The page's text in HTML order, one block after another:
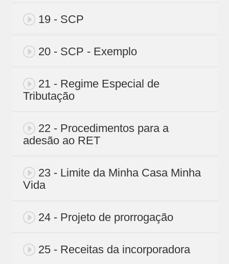
19 - SCP
20 - SCP - Exemplo
21 - Regime Especial de
Tributação
22 - Procedimentos para a
adesão ao RET
23 - Limite da Minha Casa Minha
Vida
24 - Projeto de prorrogação
25 - Receitas da incorporadora